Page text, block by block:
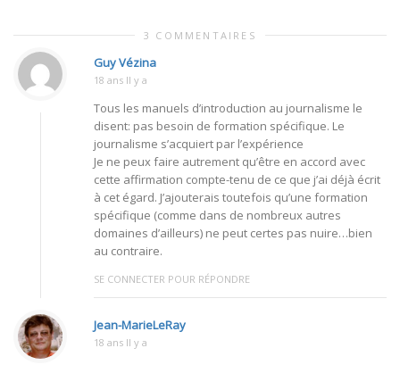
3 COMMENTAIRES
Guy Vézina
18 ans Il y a
Tous les manuels d’introduction au journalisme le
disent: pas besoin de formation spécifique. Le
journalisme s’acquiert par l’expérience
Je ne peux faire autrement qu’être en accord avec
cette affirmation compte-tenu de ce que j’ai déjà écrit
à cet égard. J’ajouterais toutefois qu’une formation
spécifique (comme dans de nombreux autres
domaines d’ailleurs) ne peut certes pas nuire…bien
au contraire.
SE CONNECTER POUR RÉPONDRE
Jean-MarieLeRay
18 ans Il y a